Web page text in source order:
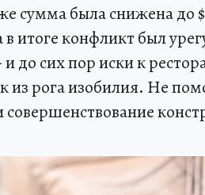
сумма была снижена до
в итоге конфликт был
до сих пор иски к
из рога изобилия. Не
совершенствование